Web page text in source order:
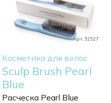
Арт. 52527
Косметика для волос
Sculp Brush Pearl
Blue
Расческа Pearl Blue